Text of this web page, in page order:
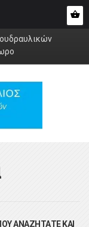
ΑΝΑΖΗΤΑΤΕ ΚΑΙ